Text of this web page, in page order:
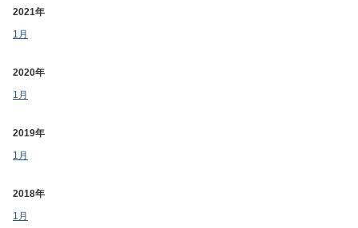
2021年
1月
2020年
1月
2019年
1月
2018年
1月